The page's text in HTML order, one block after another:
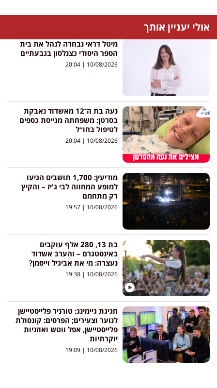
אולי יעניין אותך
מיטל דראי נבחרה לנהל את בית
הספר היסודי כצנלסון בגבעתיים
10/08/2026
נעה בת ה־12 מאשדוד נאבקת
בסרטן: משפחתה מגייסת כספים
לטיפול בחו״ל
10/08/2026
מודיעין: 1,700 תושבים הגיעו
למופע המחווה לבי ג'יז – והקיץ
רק מתחמם
10/08/2026
בת 13, 280 אלף עוקבים
באינסטגרם – והערב אשדוד
נעצרה: מי את אביגיל וייסמן?
10/08/2026
חגיגת גיימינג: טורניר פלייסטיישן
לנוער וצעירים; הפרסים: קונסולת
פלייסטיישן, אפל ווטש ואוזניות
יוקרתיות
10/08/2026